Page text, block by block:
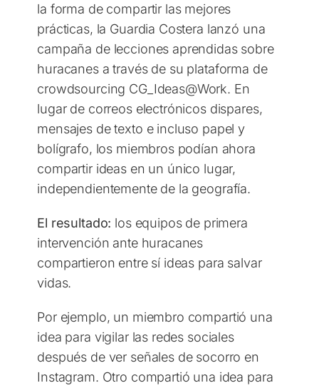
la forma de compartir las mejores
prácticas, la Guardia Costera lanzó una
campaña de lecciones aprendidas sobre
huracanes a través de su plataforma de
crowdsourcing CG_Ideas@Work. En
lugar de correos electrónicos dispares,
mensajes de texto e incluso papel y
bolígrafo, los miembros podían ahora
compartir ideas en un único lugar,
independientemente de la geografía.
El resultado: los equipos de primera
intervención ante huracanes
compartieron entre sí ideas para salvar
vidas.
Por ejemplo, un miembro compartió una
idea para vigilar las redes sociales
después de ver señales de socorro en
Instagram. Otro compartió una idea para